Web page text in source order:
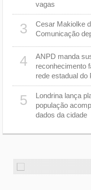
vagas
3
Cesar Makiolke
Comunicação
4
ANPD manda
reconhecimento
rede estadual do
5
Londrina lança
população
dados da cidade